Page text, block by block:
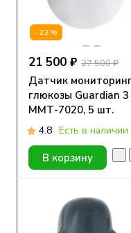
-22%
21 500 ₽ 27 500 ₽
Датчик
глюкозы Guardian 3
ММТ-7020, 5 шт.
4.8 Есть в наличии
В корзину